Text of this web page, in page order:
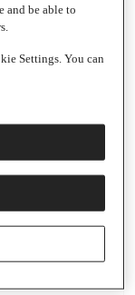
6
and be able to
Settings. You can